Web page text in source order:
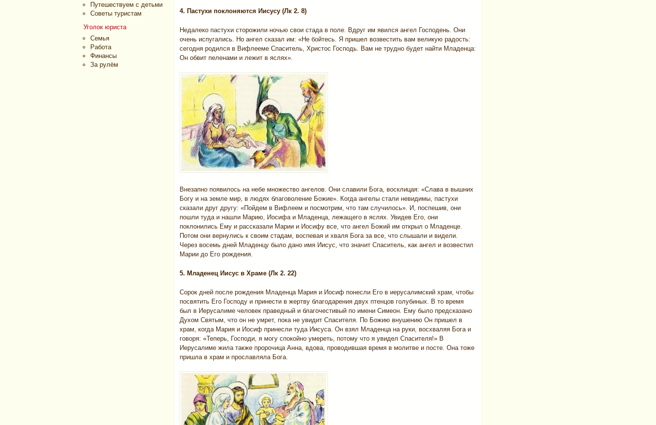
Путешествуем с детьми
Советы туристам
Уголок юриста
Семья
Работа
Финансы
За рулём
4. Пастухи поклоняются Иисусу (Лк 2. 8)
Недалеко пастухи сторожили ночью свои стада в поле. Вдруг им явился ангел Господень. Они
очень испугались. Но ангел сказал им: «Не бойтесь. Я пришел возвестить вам великую радость:
сегодня родился в Вифлееме Спаситель, Христос Господь. Вам не трудно будет найти Младенца:
Он обвит пеленами и лежит в яслях».
Внезапно появилось на небе множество ангелов. Они славили Бога, восклицая: «Слава в вышних
Богу и на земле мир, в людях благоволение Божие». Когда ангелы стали невидимы, пастухи
сказали друг другу: «Пойдем в Вифлеем и посмотрим, что там случилось». И, поспешив, они
пошли туда и нашли Марию, Иосифа и Младенца, лежащего в яслях. Увидев Его, они
поклонились Ему и рассказали Марии и Иосифу все, что ангел Божий им открыл о Младенце.
Потом они вернулись к своим стадам, воспевая и хваля Бога за все, что слышали и видели.
Через восемь дней Младенцу было дано имя Иисус, что значит Спаситель, как ангел и возвестил
Марии до Его рождения.
5. Младенец Иисус в Храме (Лк 2. 22)
Сорок дней после рождения Младенца Мария и Иосиф понесли Его в иерусалимский храм, чтобы
посвятить Его Господу и принести в жертву благодарения двух птенцов голубиных. В то время
был в Иерусалиме человек праведный и благочестивый по имени Симеон. Ему было предсказано
Духом Святым, что он не умрет, пока не увидит Спасителя. По Божию внушению Он пришел в
храм, когда Мария и Иосиф принесли туда Иисуса. Он взял Младенца на руки, восхваляя Бога и
говоря: «Теперь, Господи, я могу спокойно умереть, потому что я увидел Спасителя!» В
Иерусалиме жила также пророчица Анна, вдова, проводившая время в молитве и посте. Она тоже
пришла в храм и прославляла Бога.